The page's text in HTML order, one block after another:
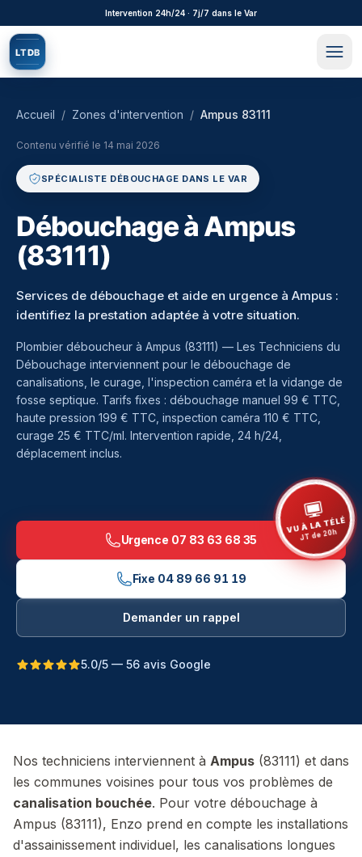
Aller au contenu principalIntervention 24h/24 · 7j/7 dans le Var
LTDB
Accueil / Zones d'intervention / Ampus 83111
Contenu vérifié le 14 mai 2026
SPÉCIALISTE DÉBOUCHAGE DANS LE VAR
Débouchage à Ampus
(83111)
Services de débouchage et aide en urgence à Ampus :
identifiez la prestation adaptée à votre situation.
Plombier déboucheur à Ampus (83111) — Les Techniciens du
Débouchage interviennent pour le débouchage de
canalisations, le curage, l'inspection caméra et la vidange de
fosse septique. Tarifs fixes : débouchage manuel 99 € TTC,
haute pression 199 € TTC, inspection caméra 110 € TTC,
curage 25 € TTC/ml. Intervention rapide, 24 h/24,
déplacement inclus.
Urgence 07 83 63 68 35
Fixe 04 89 66 91 19
VU À LA TÉLÉ
JT de 20h
Demander un rappel
5.0/5 — 56 avis Google
Nos techniciens interviennent à Ampus (83111) et dans
les communes voisines pour tous vos problèmes de
canalisation bouchée. Pour votre débouchage à
Ampus (83111), Enzo prend en compte les installations
d'assainissement individuel, les canalisations longues